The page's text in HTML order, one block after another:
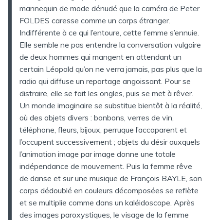
mannequin de mode dénudé que la caméra de Peter
FOLDES caresse comme un corps étranger.
Indifférente à ce qui l’entoure, cette femme s’ennuie.
Elle semble ne pas entendre la conversation vulgaire
de deux hommes qui mangent en attendant un
certain Léopold qu’on ne verra jamais, pas plus que la
radio qui diffuse un reportage angoissant. Pour se
distraire, elle se fait les ongles, puis se met à rêver.
Un monde imaginaire se substitue bientôt à la réalité,
où des objets divers : bonbons, verres de vin,
téléphone, fleurs, bijoux, perruque l’accaparent et
l’occupent successivement ; objets du désir auxquels
l’animation image par image donne une totale
indépendance de mouvement. Puis la femme rêve
de danse et sur une musique de François BAYLE, son
corps dédoublé en couleurs décomposées se reflète
et se multiplie comme dans un kaléidoscope. Après
des images paroxystiques, le visage de la femme